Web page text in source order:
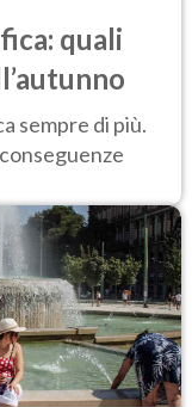
quali
sempre di più.